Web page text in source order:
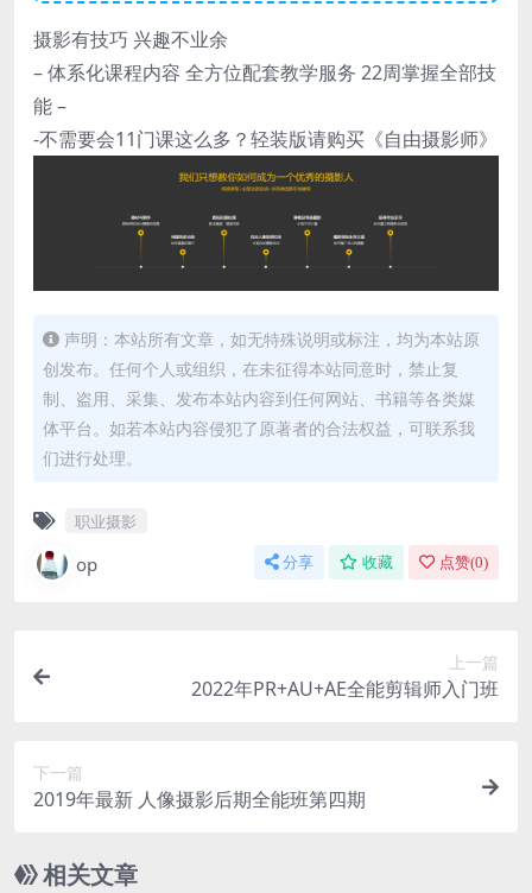
摄影有技巧 兴趣不业余
– 体系化课程内容 全方位配套教学服务 22周掌握全部技
能 –
-不需要会11门课这么多？轻装版请购买《自由摄影师》
声明：本站所有文章，如无特殊说明或标注，均为本站原
创发布。任何个人或组织，在未征得本站同意时，禁止复
制、盗用、采集、发布本站内容到任何网站、书籍等各类媒
体平台。如若本站内容侵犯了原著者的合法权益，可联系我
们进行处理。
职业摄影
op 分享 收藏 点赞(0)
上一篇
2022年PR+AU+AE全能剪辑师入门班
下一篇
2019年最新 人像摄影后期全能班第四期
相关文章